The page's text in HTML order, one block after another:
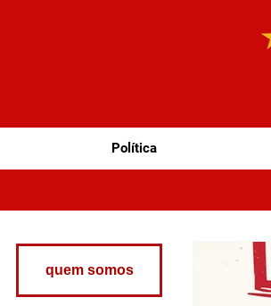
Política
quem somos